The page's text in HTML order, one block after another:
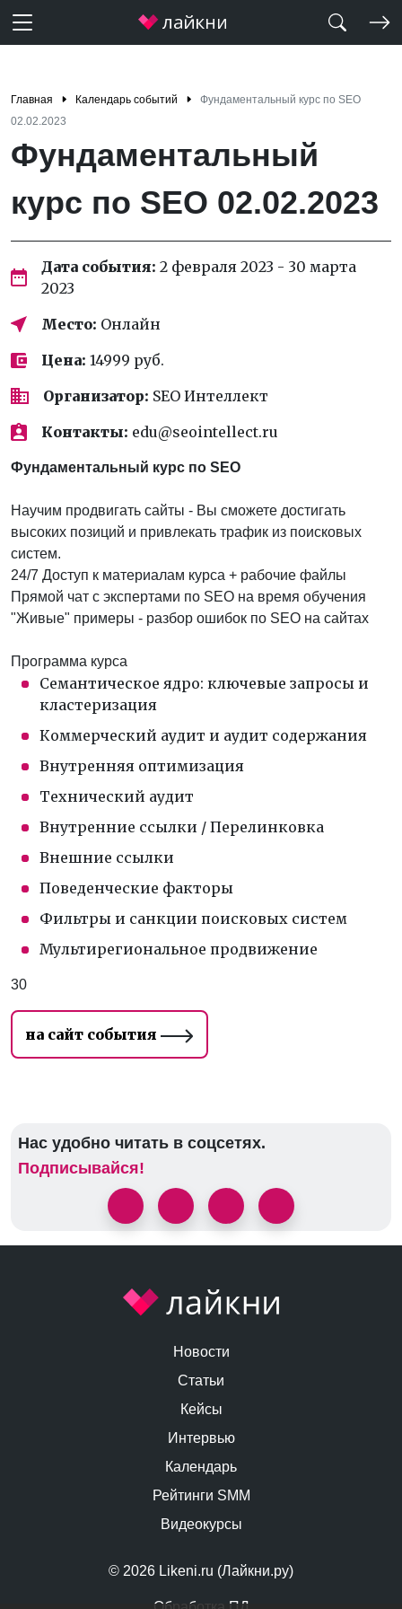
Главная Календарь событий
Фундаментальный курс по SEO
02.02.2023
Фундаментальный
курс по SEO 02.02.2023
Дата события: 2 февраля 2023 - 30 марта
2023
Место: Онлайн
Цена: 14999 руб.
Организатор: SEO Интеллект
Контакты: edu@seointellect.ru
Фундаментальный курс по SEO
Научим продвигать сайты - Вы сможете достигать
высоких позиций и привлекать трафик из поисковых
систем.
24/7 Доступ к материалам курса + рабочие файлы
Прямой чат с экспертами по SEO на время обучения
"Живые" примеры - разбор ошибок по SEO на сайтах
Программа курса
Cемантическое ядро: ключевые запросы и
кластеризация
Коммерческий аудит и аудит содержания
Внутренняя оптимизация
Технический аудит
Внутренние ссылки / Перелинковка
Внешние ссылки
Поведенческие факторы
Фильтры и санкции поисковых систем
Мультирегиональное продвижение
30
на сайт события
Нас удобно читать в соцсетях.
Подписывайся!
© 2026 Likeni.ru (Лайкни.ру)
Новости
Статьи
Кейсы
Интервью
Календарь
Рейтинги SMM
Видеокурсы